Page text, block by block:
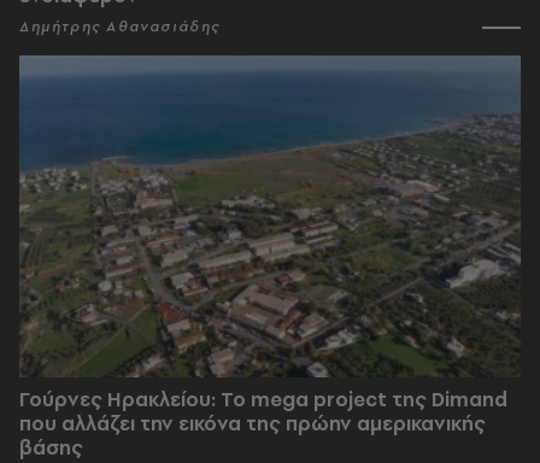
Δημήτρης Αθανασιάδης
Γούρνες Ηρακλείου: To mega project της Dimand
που αλλάζει την εικόνα της πρώην αμερικανικής
βάσης